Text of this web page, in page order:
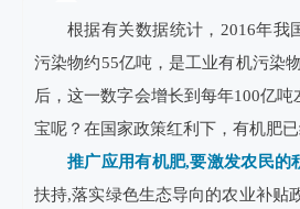
根据有关数据统计，2016年我
污染物约55亿吨，是工业有机污染
后，这一数字会增长到每年100亿
宝呢？在国家政策红利下，有机肥
推广应用有机肥,要激发农民的
扶持,落实绿色生态导向的农业补贴